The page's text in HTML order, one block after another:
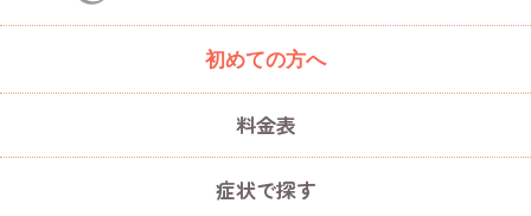
初めての方へ
料金表
症状で探す